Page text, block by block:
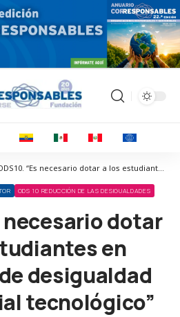
Corresponsables > Opinión > ODS10. “Es necesario dotar a los estudiantes en situación de desigualdad con material tecnológico”
ODS 10 REDUCCIÓN DE LAS DESIGUALDADES
necesario dotar
en
desigualdad
tecnológico”